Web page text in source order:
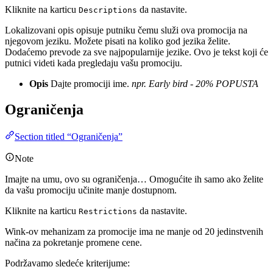
Kliknite na karticu Descriptions da nastavite.
Lokalizovani opis opisuje putniku čemu služi ova promocija na
njegovom jeziku. Možete pisati na koliko god jezika želite.
Dodaćemo prevode za sve najpopularnije jezike. Ovo je tekst koji će
putnici videti kada pregledaju vašu promociju.
Opis Dajte promociji ime. npr. Early bird - 20% POPUSTA
Ograničenja
Section titled “Ograničenja”
Note
Imajte na umu, ovo su ograničenja… Omogućite ih samo ako želite
da vašu promociju učinite manje dostupnom.
Kliknite na karticu Restrictions da nastavite.
Wink-ov mehanizam za promocije ima ne manje od 20 jedinstvenih
načina za pokretanje promene cene.
Podržavamo sledeće kriterijume: